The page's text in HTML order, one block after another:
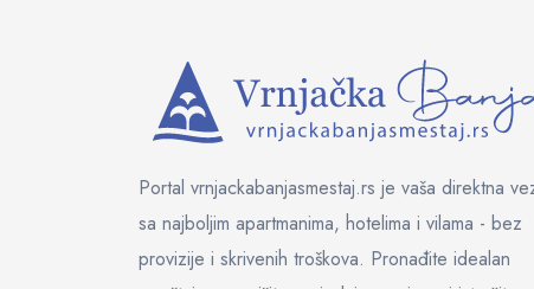
Portal vrnjackabanjasmestaj.rs je vaša direktna
sa najboljim apartmanima, hotelima i vilama - bez
provizije i skrivenih troškova. Pronađite idealan